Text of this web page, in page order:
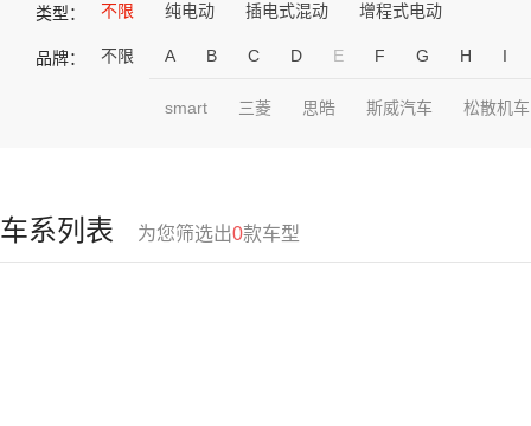
类型： 不限 纯电动 插电式混动 增程式电动
品牌： 不限 A B C D E F G H I
smart 三菱 思皓 斯威汽车 松散机车
车系列表 为您筛选出0款车型